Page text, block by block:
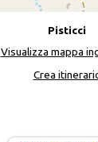
Pisticci
Visualizza mappa
Crea